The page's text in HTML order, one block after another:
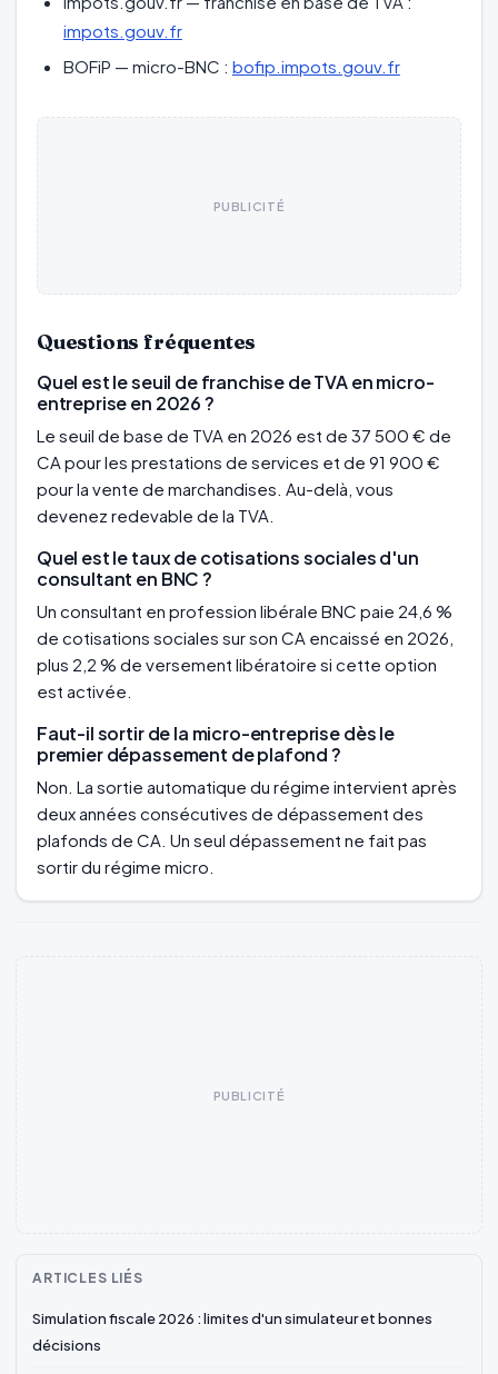
impots.gouv.fr
BOFiP — micro-BNC : bofip.impots.gouv.fr
PUBLICITÉ
Questions fréquentes
Quel est le seuil de franchise de TVA en micro-
entreprise en 2026 ?
Le seuil de base de TVA en 2026 est de 37 500 € de
CA pour les prestations de services et de 91 900 €
pour la vente de marchandises. Au-delà, vous
devenez redevable de la TVA.
Quel est le taux de cotisations sociales d'un
consultant en BNC ?
Un consultant en profession libérale BNC paie 24,6 %
de cotisations sociales sur son CA encaissé en 2026,
plus 2,2 % de versement libératoire si cette option
est activée.
Faut-il sortir de la micro-entreprise dès le
premier dépassement de plafond ?
Non. La sortie automatique du régime intervient après
deux années consécutives de dépassement des
plafonds de CA. Un seul dépassement ne fait pas
sortir du régime micro.
PUBLICITÉ
ARTICLES LIÉS
Simulation fiscale 2026 : limites d'un simulateur et bonnes
décisions